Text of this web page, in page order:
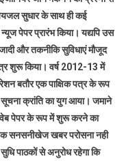
सुधार के साथ ही कई
पेपर प्रारंभ किया। यद्यपि उस
और तकनीकि सुविधाएं मौजूद
शुरू किया। वर्ष 2012-13 में
बतौर एक पाक्षिक पत्र के रूप
क्रांति का युग आया। जमाने
पेपर के रूप में शुरू करने का
सनसनीखेज खबर परोसना नही
पाठकों से अनुरोध रहेगा कि